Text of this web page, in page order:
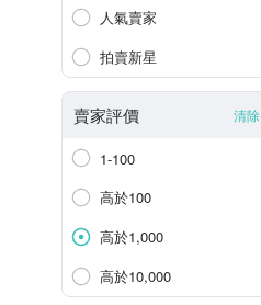
人氣賣家
拍賣新星
賣家評價 清除
1-100
高於100
高於1,000
高於10,000